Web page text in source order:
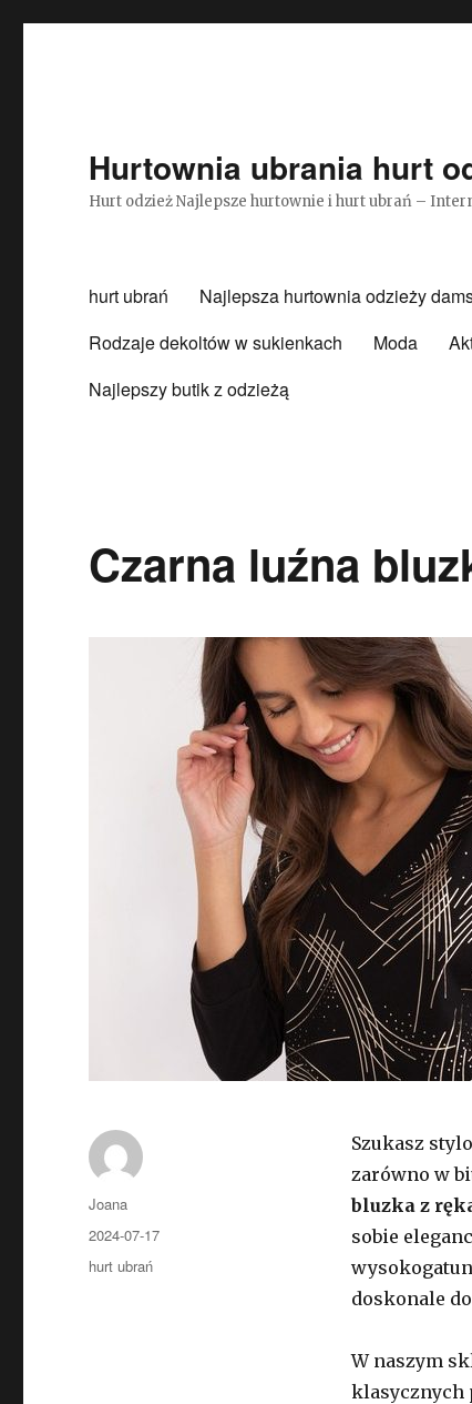
Hurtownia ubrania hurt
Hurt odzież Najlepsze hurtownie i hurt ubrań –
hurt ubrań Najlepsza hurtownia odzieży
Rodzaje dekoltów w sukienkach
Moda
Najlepszy butik z odzieżą
Czarna luźna
Szukasz
zarówno w
bluzka z
sobie
doskonale
W naszym
klasycznych
Autor
Joana
Opublikowano
2024-07-17
Kategorie
hurt ubrań